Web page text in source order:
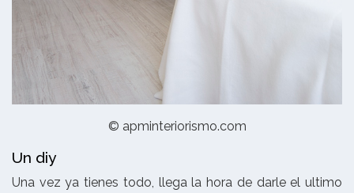
© apminteriorismo.com
Un diy
Una vez ya tienes todo, llega la hora de darle el ultimo